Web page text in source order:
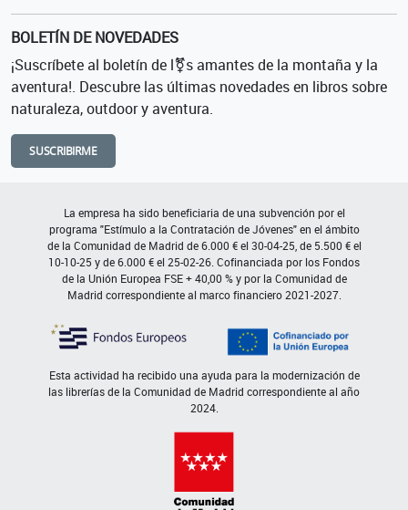
BOLETÍN DE NOVEDADES
¡Suscríbete al boletín de l⚧s amantes de la montaña y la
aventura!. Descubre las últimas novedades en libros sobre
naturaleza, outdoor y aventura.
SUSCRIBIRME
La empresa ha sido beneficiaria de una subvención por el
programa "Estímulo a la Contratación de Jóvenes" en el ámbito
de la Comunidad de Madrid de 6.000 € el 30-04-25, de 5.500 € el
10-10-25 y de 6.000 € el 25-02-26. Cofinanciada por los Fondos
de la Unión Europea FSE + 40,00 % y por la Comunidad de
Madrid correspondiente al marco financiero 2021-2027.
Esta actividad ha recibido una ayuda para la modernización de
las librerías de la Comunidad de Madrid correspondiente al año
2024.